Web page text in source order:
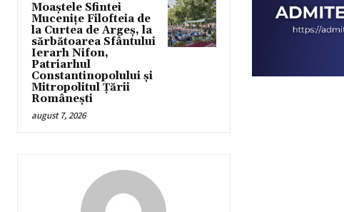
Moaștele Sfintei
Mucenițe Filofteia de
la Curtea de Argeș, la
sărbătoarea Sfântului
Ierarh Nifon,
Patriarhul
Constantinopolului și
Mitropolitul Țării
Românești
august 7, 2026